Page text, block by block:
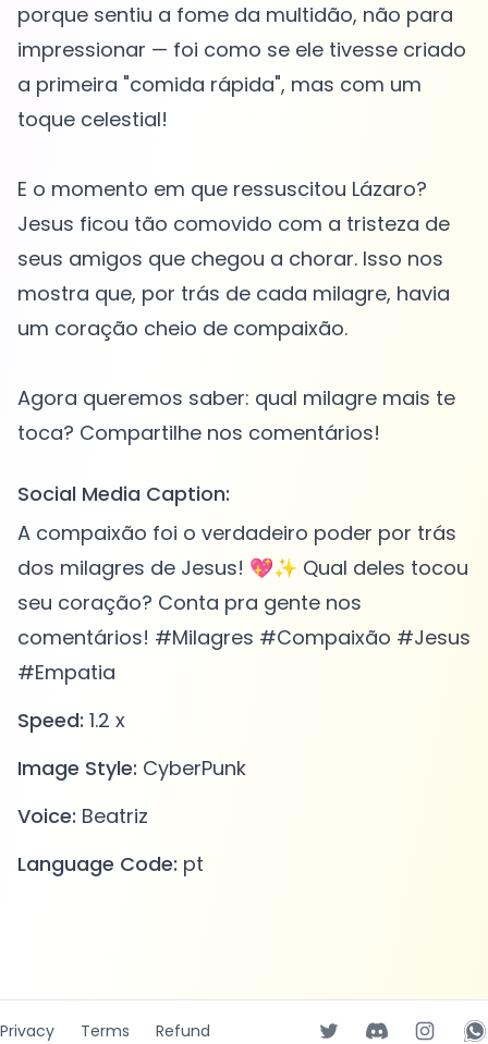
porque sentiu a fome da multidão, não para
impressionar — foi como se ele tivesse criado
a primeira "comida rápida", mas com um
toque celestial!
E o momento em que ressuscitou Lázaro?
Jesus ficou tão comovido com a tristeza de
seus amigos que chegou a chorar. Isso nos
mostra que, por trás de cada milagre, havia
um coração cheio de compaixão.
Agora queremos saber: qual milagre mais te
Social Media Caption:
A compaixão foi o verdadeiro poder por trás
dos milagres de Jesus! 💖✨ Qual deles tocou
seu coração? Conta pra gente nos
comentários! #Milagres #Compaixão #Jesus
#Empatia
Speed: 1.2 x
Image Style: CyberPunk
Voice: Beatriz
Language Code: pt
Privacy Terms Refund